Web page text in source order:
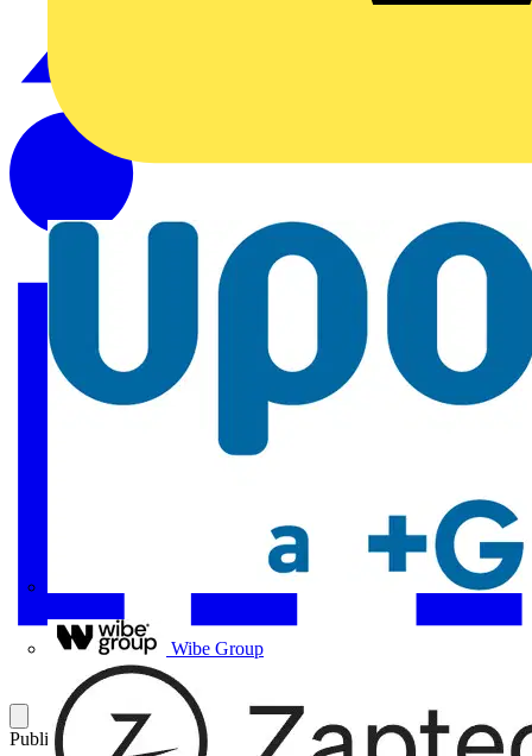
Wibe Group
Publicerad: 1 november 2011 Kategori: Branschnyheter